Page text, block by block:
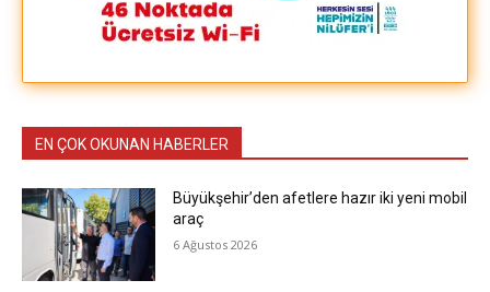
EN ÇOK OKUNAN HABERLER
Büyükşehir’den afetlere hazır iki yeni mobil
araç
6 Ağustos 2026